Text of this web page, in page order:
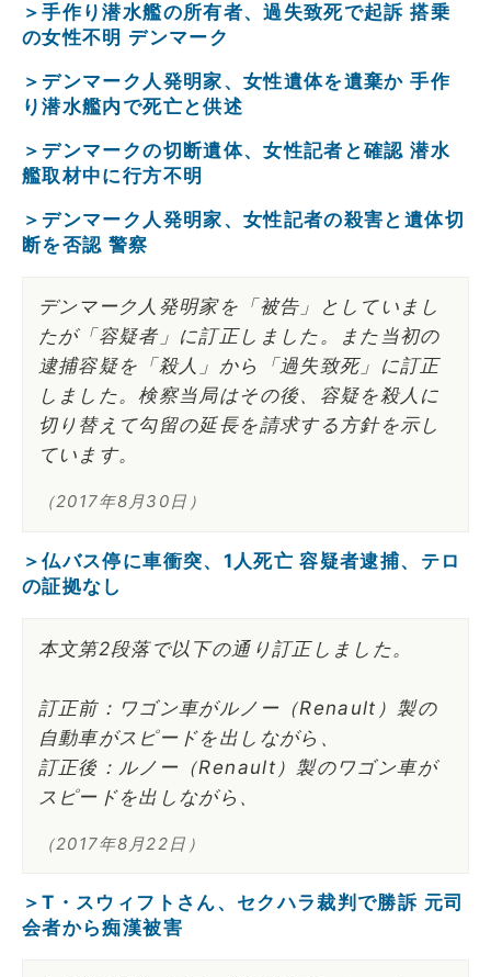
＞手作り潜水艦の所有者、過失致死で起訴 搭乗
の女性不明 デンマーク
＞デンマーク人発明家、女性遺体を遺棄か 手作
り潜水艦内で死亡と供述
＞デンマークの切断遺体、女性記者と確認 潜水
艦取材中に行方不明
＞デンマーク人発明家、女性記者の殺害と遺体切
断を否認 警察
デンマーク人発明家を「被告」としていまし
たが「容疑者」に訂正しました。また当初の
逮捕容疑を「殺人」から「過失致死」に訂正
しました。検察当局はその後、容疑を殺人に
切り替えて勾留の延長を請求する方針を示し
ています。
（2017年8月30日）
＞仏バス停に車衝突、1人死亡 容疑者逮捕、テロ
の証拠なし
本文第2段落で以下の通り訂正しました。
訂正前：ワゴン車がルノー（Renault）製の
自動車がスピードを出しながら、
訂正後：ルノー（Renault）製のワゴン車が
スピードを出しながら、
（2017年8月22日）
＞T・スウィフトさん、セクハラ裁判で勝訴 元司
会者から痴漢被害